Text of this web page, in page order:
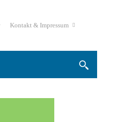
Kontakt & Impressum